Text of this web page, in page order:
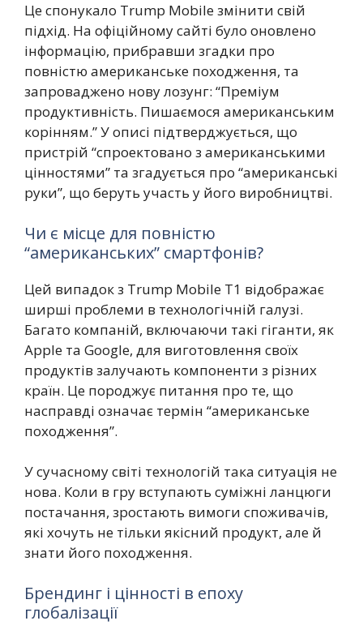
Це спонукало Trump Mobile змінити свій
підхід. На офіційному сайті було оновлено
інформацію, прибравши згадки про
повністю американське походження, та
запроваджено нову лозунг: “Преміум
продуктивність. Пишаємося американським
корінням.” У описі підтверджується, що
пристрій “спроектовано з американськими
цінностями” та згадується про “американські
руки”, що беруть участь у його виробництві.
Чи є місце для повністю
“американських” смартфонів?
Цей випадок з Trump Mobile T1 відображає
ширші проблеми в технологічній галузі.
Багато компаній, включаючи такі гіганти, як
Apple та Google, для виготовлення своїх
продуктів залучають компоненти з різних
країн. Це породжує питання про те, що
насправді означає термін “американське
походження”.
У сучасному світі технологій така ситуація не
нова. Коли в гру вступають суміжні ланцюги
постачання, зростають вимоги споживачів,
які хочуть не тільки якісний продукт, але й
знати його походження.
Брендинг і цінності в епоху
глобалізації